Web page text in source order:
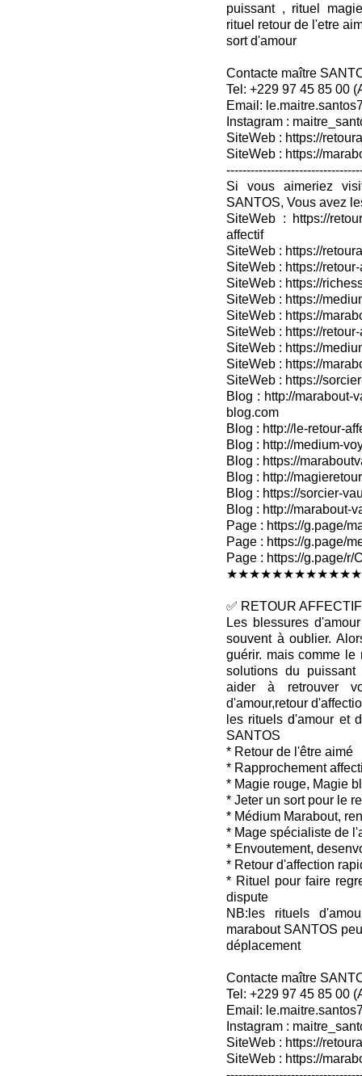
puissant , rituel
rituel retour de l'etre
sort d'amour
Contacte maître
Tel: +229 97 45 85 00
Email:
Instagram :
SiteWeb : https://
SiteWeb : https://
Si vous aimeriez
SANTOS, Vous avez
SiteWeb : https://
affectif
SiteWeb : https://
SiteWeb : https://
SiteWeb : https://
SiteWeb : https://
SiteWeb : https://
SiteWeb : https://
SiteWeb : https://
SiteWeb : https://
SiteWeb : https://
Blog : http://marabout-
blog.com
Blog : http://le-retour-
Blog : http://medium-
Blog : https://
Blog : http://
Blog : https://sorcier-
Blog : http://marabout-
Page : https://g.page/
Page : https://g.page/
Page : https://g.page/
✅ RETOUR
Les blessures
souvent à oublier.
guérir. mais comme le
solutions du
aider à retrouver
d'amour,retour
les rituels d'amour et
SANTOS
* Retour de l'être aimé
* Rapprochement
* Magie rouge, Magie
* Jeter un sort pour le
* Médium Marabout,
* Mage spécialiste de
* Envoutement,
* Retour d'affection
* Rituel pour faire
dispute
NB:les rituels
marabout SANTOS
déplacement
Contacte maître
Tel: +229 97 45 85 00
Email:
Instagram :
SiteWeb : https://
SiteWeb : https://